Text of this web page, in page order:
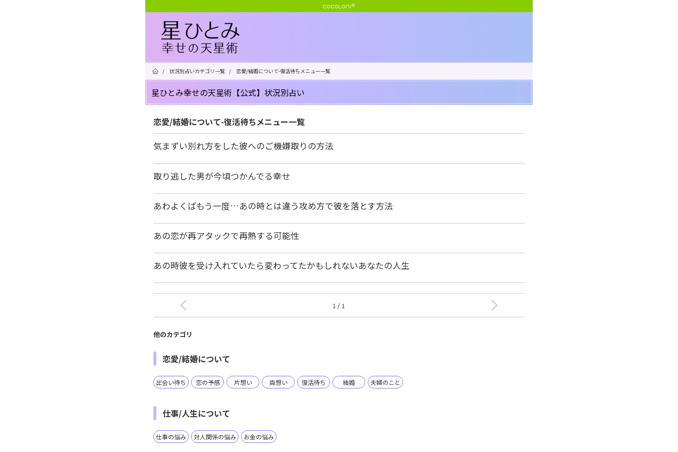
/ 状況別占いカテゴリ一覧 / 恋愛/結婚について-復活待ちメニュー一覧
星ひとみ幸せの天星術【公式】状況別占い
恋愛/結婚について-復活待ちメニュー一覧
気まずい別れ方をした彼へのご機嫌取りの方法
取り逃した男が今頃つかんでる幸せ
あわよくばもう一度…あの時とは違う攻め方で彼を落とす方法
あの恋が再アタックで再熱する可能性
あの時彼を受け入れていたら変わってたかもしれないあなたの人生
1 / 1
他のカテゴリ
恋愛/結婚について
出会い待ち 恋の予感 片想い 両想い 復活待ち 結婚 夫婦のこと
仕事/人生について
仕事の悩み 対人関係の悩み お金の悩み